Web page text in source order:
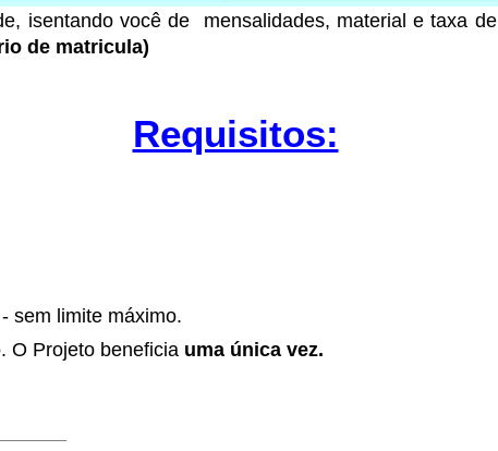
, isentando você de mensalidades, material e taxa
de matricula)
Requisitos:
sem limite máximo.
O Projeto beneficia uma única vez.